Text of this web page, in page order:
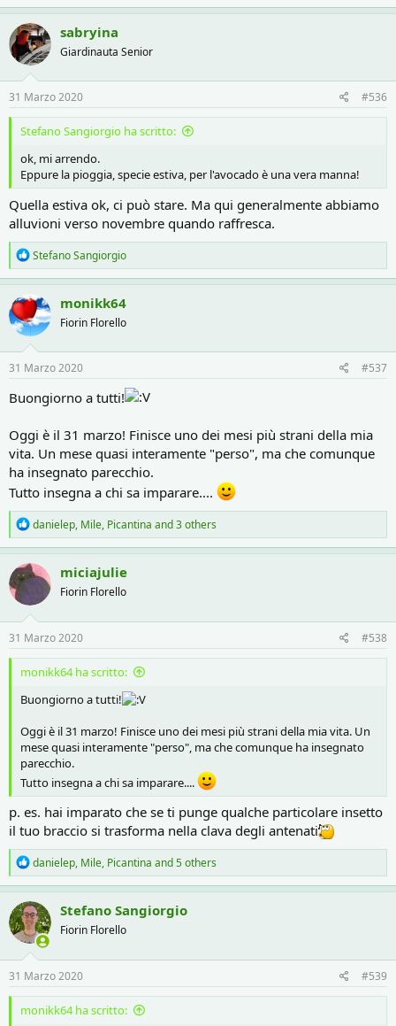
sabryina
Giardinauta Senior
31 Marzo 2020 #536
Stefano Sangiorgio ha scritto:
ok, mi arrendo.
Eppure la pioggia, specie estiva, per l'avocado è una vera manna!
Quella estiva ok, ci può stare. Ma qui generalmente abbiamo
alluvioni verso novembre quando raffresca.
R
e
a
c
t
i
o
n
s
:
Stefano Sangiorgio
monikk64
Fiorin Florello
31 Marzo 2020 #537
Buongiorno a tutti!
Oggi è il 31 marzo! Finisce uno dei mesi più strani della mia
vita. Un mese quasi interamente "perso", ma che comunque
ha insegnato parecchio.
Tutto insegna a chi sa imparare....
R
e
a
c
t
o
n
s
:
danielep, Mile, Picantina and 3 others
miciajulie
Fiorin Florello
31 Marzo 2020 #538
monikk64 ha scritto:
Buongiorno a tutti!
Oggi è il 31 marzo! Finisce uno dei mesi più strani della mia vita. Un
mese quasi interamente "perso", ma che comunque ha insegnato
parecchio.
Tutto insegna a chi sa imparare....
p. es. hai imparato che se ti punge qualche particolare insetto
il tuo braccio si trasforma nella clava degli antenati
R
e
a
c
t
i
o
n
s
:
danielep, Mile, Picantina and 5 others
Stefano Sangiorgio
Fiorin Florello
31 Marzo 2020 #539
monikk64 ha scritto: